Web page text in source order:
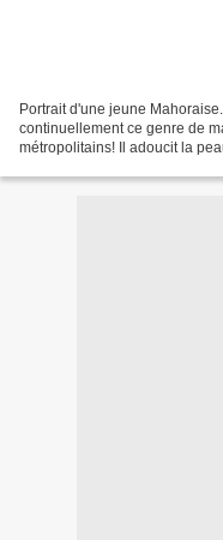
Portrait d'une jeune
continuellement ce genre de
métropolitains! Il adoucit la